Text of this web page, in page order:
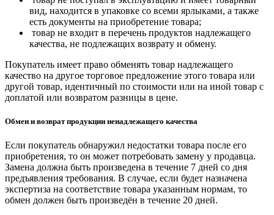
вид, находится в упаковке со всеми ярлыками, а также
есть документы на приобретение товара;
товар не входит в перечень продуктов надлежащего
качества, не подлежащих возврату и обмену.
Покупатель имеет право обменять товар надлежащего
качество на другое торговое предложение этого товара или
другой товар, идентичный по стоимости или на иной товар с
доплатой или возвратом разницы в цене.
Обмен и возврат продукции ненадлежащего качества
Если покупатель обнаружил недостатки товара после его
приобретения, то он может потребовать замену у продавца.
Замена должна быть произведена в течение 7 дней со дня
предъявления требования. В случае, если будет назначена
экспертиза на соответствие товара указанным нормам, то
обмен должен быть произведён в течение 20 дней.